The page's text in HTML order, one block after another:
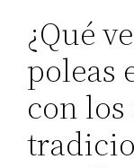
¿Qué
poleas
con los